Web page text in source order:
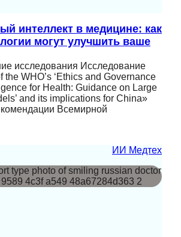
интеллект в медицине: как
могут улучшить ваше
исследования Исследование
the WHO’s ‘Ethics and Governance
for Health: Guidance on Large
and its implications for China»
Всемирной
ИИ Медтех